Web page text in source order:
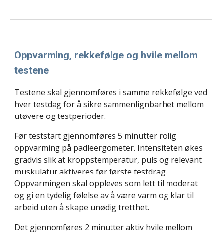
Oppvarming, rekkefølge og hvile mellom
testene
Testene skal gjennomføres i samme rekkefølge ved
hver testdag for å sikre sammenlignbarhet mellom
utøvere og testperioder.
Før teststart gjennomføres 5 minutter rolig
oppvarming på padleergometer. Intensiteten økes
gradvis slik at kroppstemperatur, puls og relevant
muskulatur aktiveres før første testdrag.
Oppvarmingen skal oppleves som lett til moderat
og gi en tydelig følelse av å være varm og klar til
arbeid uten å skape unødig tretthet.
Det gjennomføres 2 minutter aktiv hvile mellom